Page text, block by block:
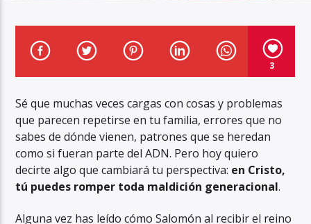
ARTIST
Aviva2 Américas
3
Sé que muchas veces cargas con cosas y problemas
que parecen repetirse en tu familia, errores que no
sabes de dónde vienen, patrones que se heredan
como si fueran parte del ADN. Pero hoy quiero
decirte algo que cambiará tu perspectiva: en Cristo,
tú puedes romper toda maldición generacional.
Alguna vez has leído cómo Salomón al recibir el reino